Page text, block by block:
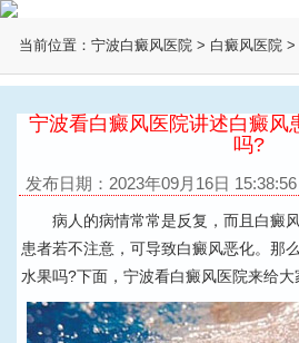
当前位置： 宁波白癜风医院 > 白癜风医院 >
宁波看白癜风医院讲述白癜风
吗?
发布日期：2023年09月16日
病人的病情常常是反复，而且白癜风
患者若不注意，可导致白癜风恶化。那
水果吗?下面，宁波看白癜风医院来给大